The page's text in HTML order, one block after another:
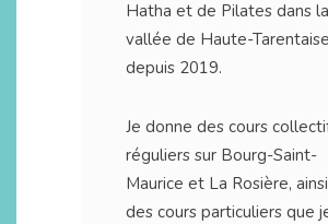
Hatha et de Pilates dans la
vallée de Haute-Tarentaise
depuis 2019.
Je donne des cours
réguliers sur Bourg-Saint-
Maurice et La Rosière,
des cours particuliers que